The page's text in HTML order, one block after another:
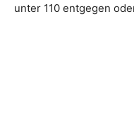
unter 110 entgegen